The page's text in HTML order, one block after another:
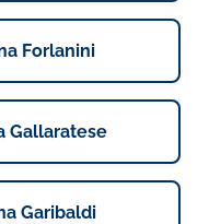
Forlanini
Gallaratese
Garibaldi